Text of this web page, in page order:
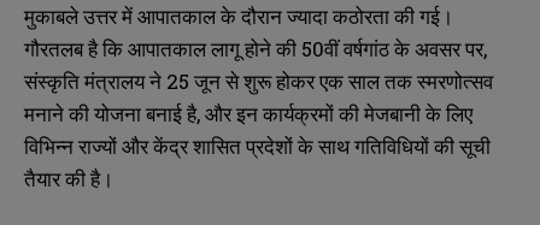
मुकाबले उत्तर में आपातकाल के दौरान ज्यादा कठोरता की गई।
गौरतलब है कि आपातकाल लागू होने की 50वीं वर्षगांठ के अवसर पर,
संस्कृति मंत्रालय ने 25 जून से शुरू होकर एक साल तक स्मरणोत्सव
मनाने की योजना बनाई है, और इन कार्यक्रमों की मेजबानी के लिए
विभिन्न राज्यों और केंद्र शासित प्रदेशों के साथ गतिविधियों की सूची
तैयार की है।